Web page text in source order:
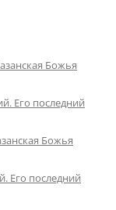
Божья
Его последний
Божья
Его последний